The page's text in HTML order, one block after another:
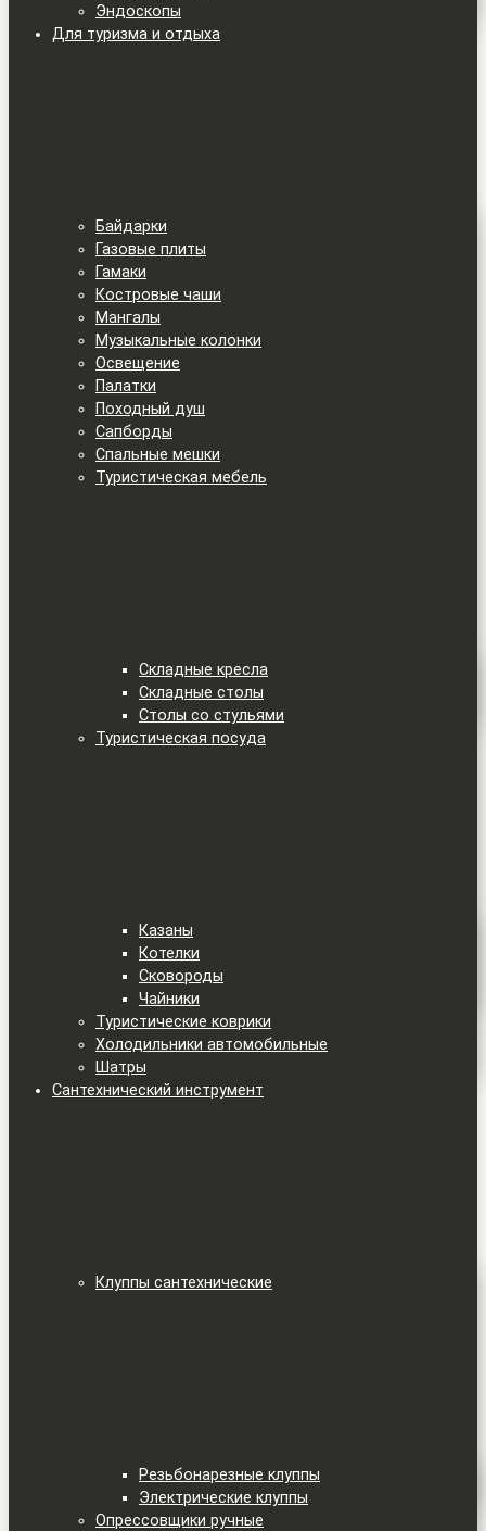
Эндоскопы
Для туризма и отдыха
Байдарки
Газовые плиты
Гамаки
Костровые чаши
Мангалы
Музыкальные колонки
Освещение
Палатки
Походный душ
Сапборды
Спальные мешки
Туристическая мебель
Складные кресла
Складные столы
Столы со стульями
Туристическая посуда
Казаны
Котелки
Сковороды
Чайники
Туристические коврики
Холодильники автомобильные
Шатры
Сантехнический инструмент
Клуппы сантехнические
Резьбонарезные клуппы
Электрические клуппы
Опрессовщики ручные